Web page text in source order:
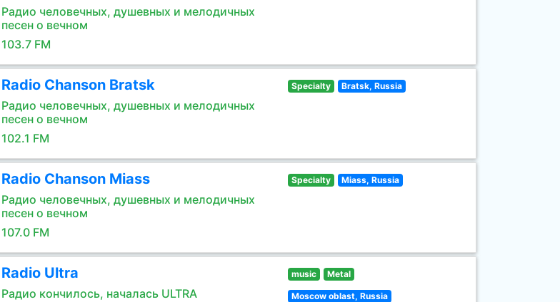
Радио человечных, душевных и мелодичных
песен о вечном
103.7 FM
Radio Chanson Bratsk
Радио человечных, душевных и мелодичных
песен о вечном
102.1 FM
Specialty Bratsk, Russia
Radio Chanson Miass
Радио человечных, душевных и мелодичных
песен о вечном
107.0 FM
Specialty Miass, Russia
Radio Ultra
Радио кончилось, началась ULTRA
music Metal
Moscow oblast, Russia